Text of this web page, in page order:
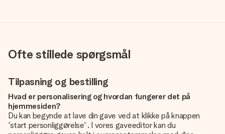
Ofte stillede spørgsmål
Tilpasning og bestilling
Hvad er personalisering og hvordan fungerer det på
hjemmesiden?
Du kan begynde at lave din gave ved at klikke på knappen
'start personliggørelse' . I vores gaveeditor kan du